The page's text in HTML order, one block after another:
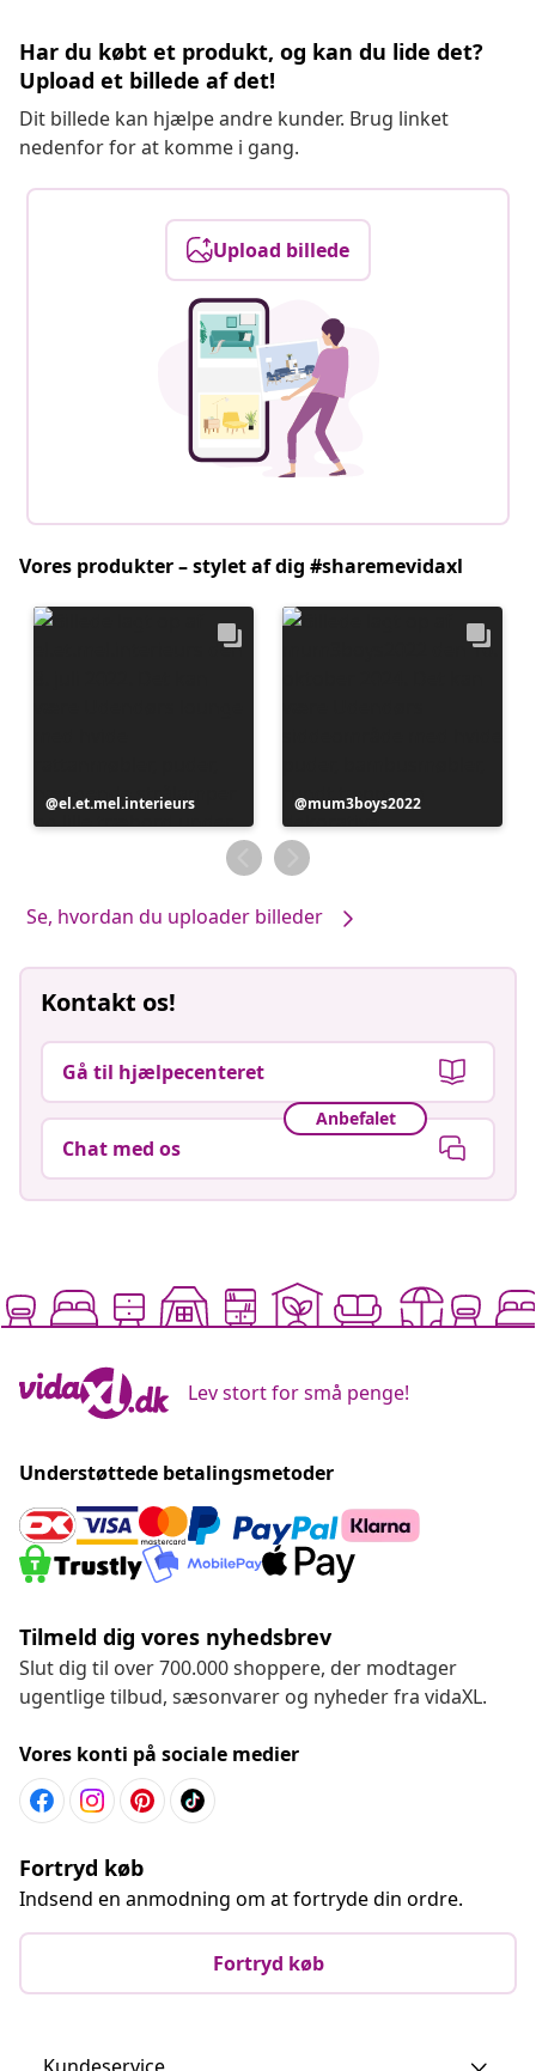
Har du købt et produkt, og kan du lide det?
Upload et billede af det!
Dit billede kan hjælpe andre kunder. Brug linket
nedenfor for at komme i gang.
Upload billede
Vores produkter – stylet af dig #sharemevidaxl
Opslag
offentliggjort
el.et.mel.interieurs
Opslag
offentliggjort
af
mum3boys2022
Se, hvordan du uploader billeder
Kontakt os!
Gå til hjælpecenteret
Anbefalet
Chat med os
Lev stort for små penge!
Understøttede betalingsmetoder
Tilmeld dig vores nyhedsbrev
Slut dig til over 700.000 shoppere, der modtager
ugentlige tilbud, sæsonvarer og nyheder fra vidaXL.
Vores konti på sociale medier
Fortryd køb
Indsend en anmodning om at fortryde din ordre.
Fortryd køb